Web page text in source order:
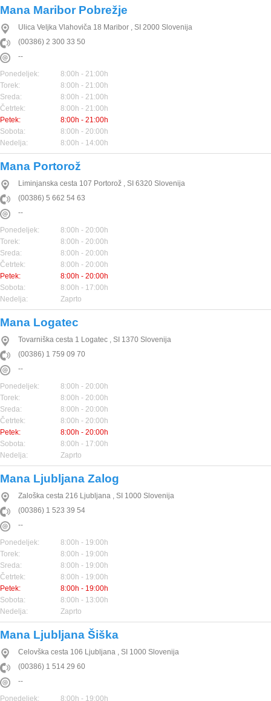
Mana Maribor Pobrežje
Ulica Veljka Vlahoviča 18 Maribor , SI 2000 Slovenija
(00386) 2 300 33 50
--
Ponedeljek:
8:00h - 21:00h
Torek:
8:00h - 21:00h
Sreda:
8:00h - 21:00h
Četrtek:
8:00h - 21:00h
Petek:
8:00h - 21:00h
Sobota:
8:00h - 20:00h
Nedelja:
8:00h - 14:00h
Mana Portorož
Liminjanska cesta 107 Portorož , SI 6320 Slovenija
(00386) 5 662 54 63
--
Ponedeljek:
8:00h - 20:00h
Torek:
8:00h - 20:00h
Sreda:
8:00h - 20:00h
Četrtek:
8:00h - 20:00h
Petek:
8:00h - 20:00h
Sobota:
8:00h - 17:00h
Nedelja:
Zaprto
Mana Logatec
Tovarniška cesta 1 Logatec , SI 1370 Slovenija
(00386) 1 759 09 70
--
Ponedeljek:
8:00h - 20:00h
Torek:
8:00h - 20:00h
Sreda:
8:00h - 20:00h
Četrtek:
8:00h - 20:00h
Petek:
8:00h - 20:00h
Sobota:
8:00h - 17:00h
Nedelja:
Zaprto
Mana Ljubljana Zalog
Zaloška cesta 216 Ljubljana , SI 1000 Slovenija
(00386) 1 523 39 54
--
Ponedeljek:
8:00h - 19:00h
Torek:
8:00h - 19:00h
Sreda:
8:00h - 19:00h
Četrtek:
8:00h - 19:00h
Petek:
8:00h - 19:00h
Sobota:
8:00h - 13:00h
Nedelja:
Zaprto
Mana Ljubljana Šiška
Celovška cesta 106 Ljubljana , SI 1000 Slovenija
(00386) 1 514 29 60
--
Ponedeljek:
8:00h - 19:00h